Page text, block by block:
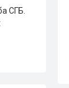
СГБ.